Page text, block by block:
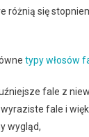
różnią się
typy włosów
fale z
fale i
wygląd,